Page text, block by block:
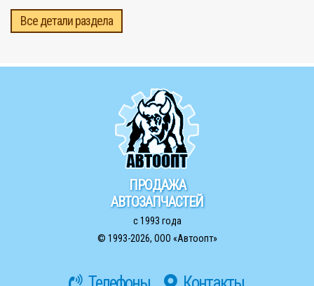
Все детали раздела
ПРОДАЖА
АВТОЗАПЧАСТЕЙ
с 1993 года
© 1993-2026, ООО «Автоопт»